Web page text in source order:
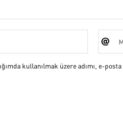
kullanılmak üzere adımı, e-